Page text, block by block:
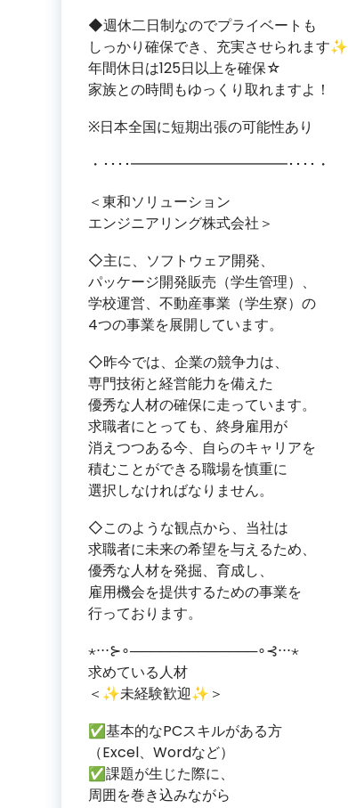
◆週休二日制なのでプライベートも
しっかり確保でき、充実させられます✨
年間休日は125日以上を確保☆
家族との時間もゆっくり取れますよ！
※日本全国に短期出張の可能性あり
・････━━━━━━━━━━━････・
＜東和ソリューション
エンジニアリング株式会社＞
◇主に、ソフトウェア開発、
パッケージ開発販売（学生管理）、
学校運営、不動産事業（学生寮）の
4つの事業を展開しています。
◇昨今では、企業の競争力は、
専門技術と経営能力を備えた
優秀な人材の確保に走っています。
求職者にとっても、終身雇用が
消えつつある今、自らのキャリアを
積むことができる職場を慎重に
選択しなければなりません。
◇このような観点から、当社は
求職者に未来の希望を与えるため、
優秀な人材を発掘、育成し、
雇用機会を提供するための事業を
行っております。
⋆⋅⋅⋅⊱∘─────────────∘⊰⋅⋅⋅⋆
求めている人材
＜✨未経験歓迎✨＞
✅基本的なPCスキルがある方
（Excel、Wordなど）
✅課題が生じた際に、
周囲を巻き込みながら